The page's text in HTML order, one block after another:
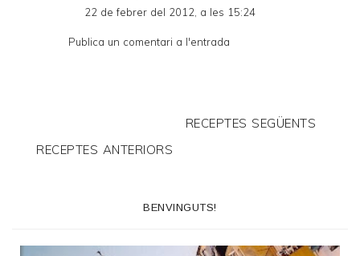
22 de febrer del 2012, a les 15:24
Publica un comentari a l'entrada
RECEPTES SEGÜENTS
RECEPTES ANTERIORS
BENVINGUTS!